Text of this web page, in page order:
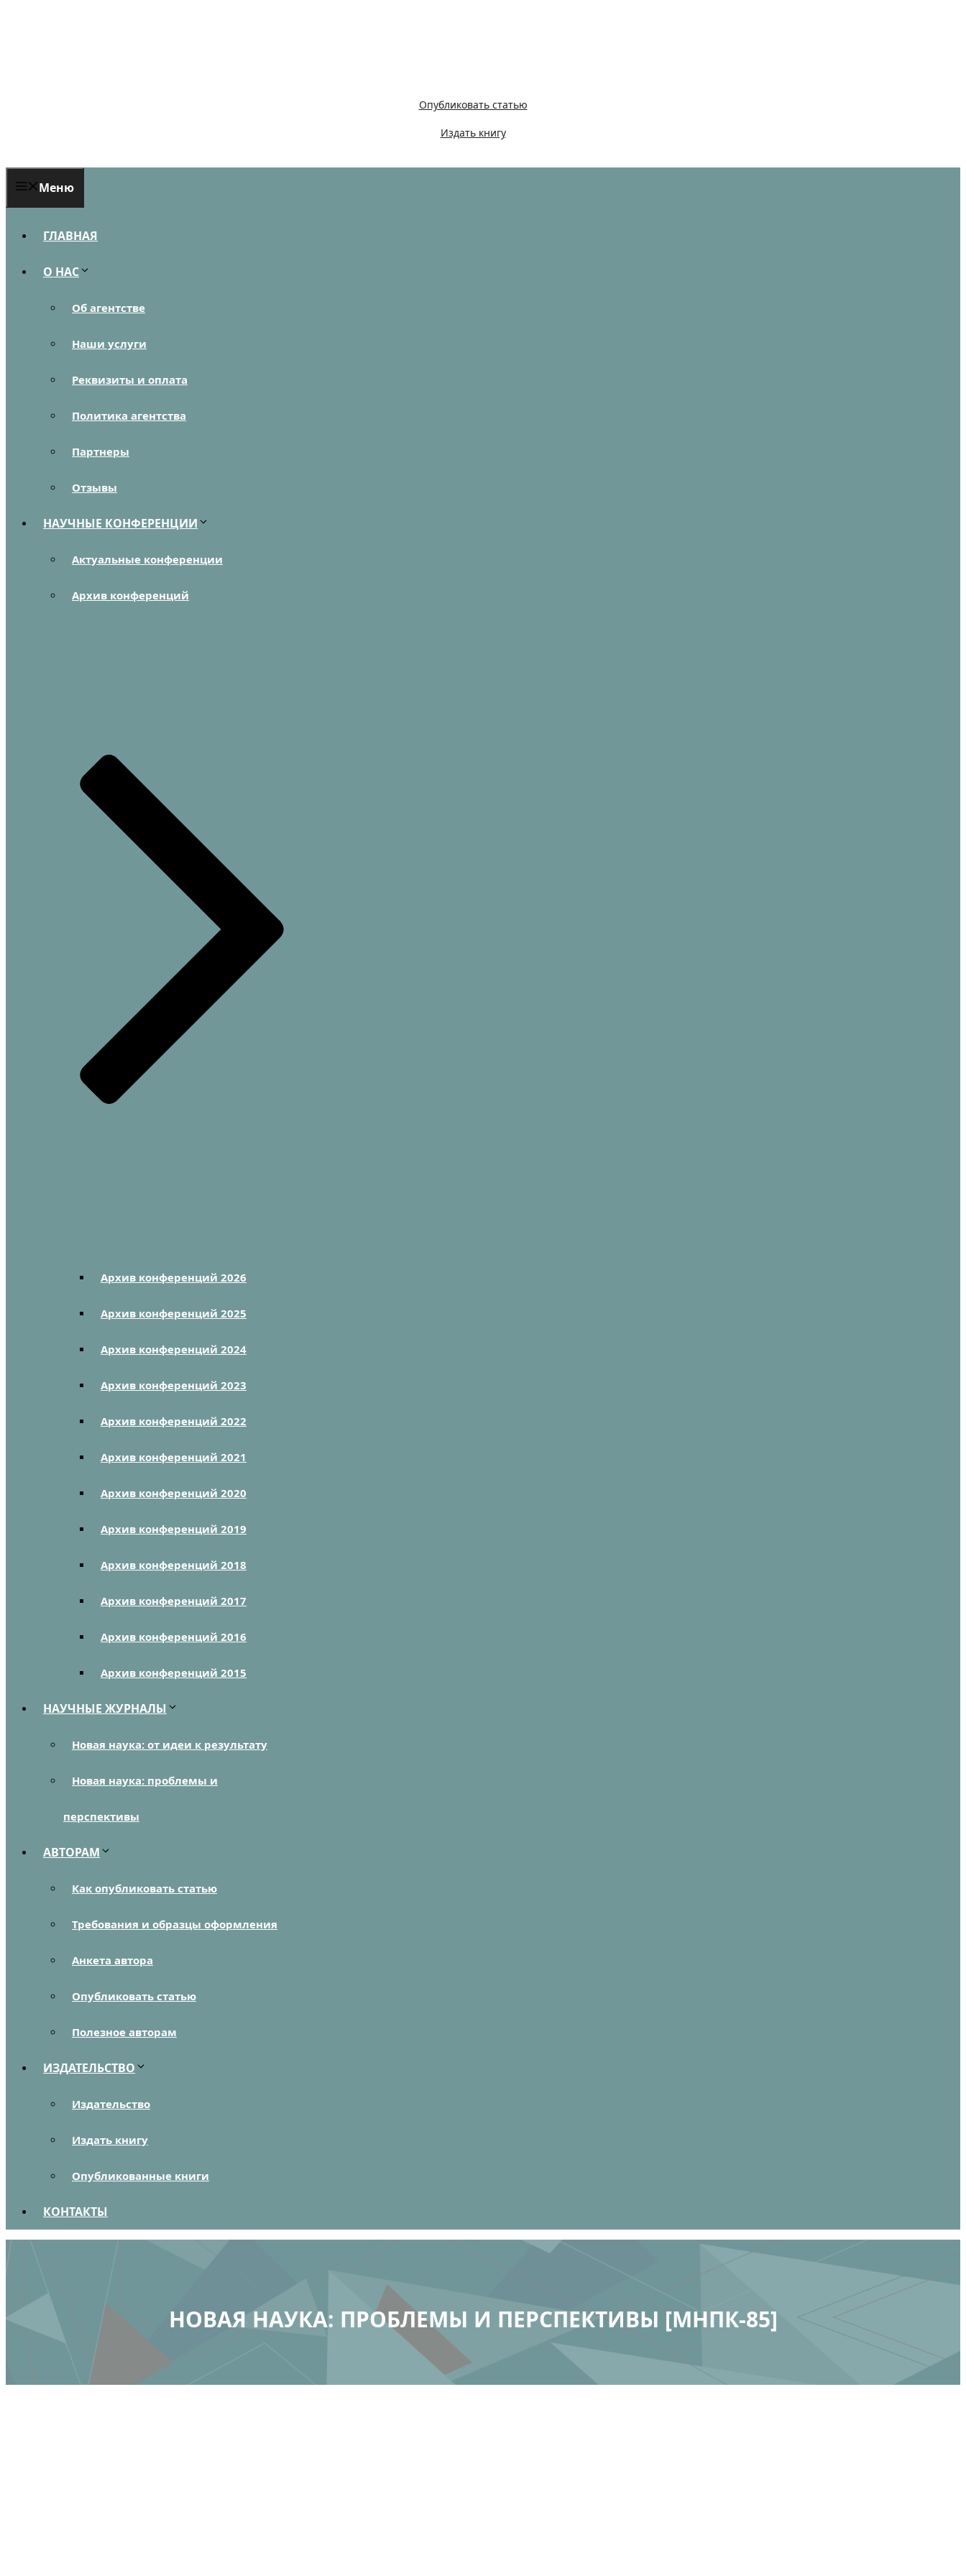
Опубликовать статью
Издать книгу
Меню
ГЛАВНАЯ
О НАС
Об агентстве
Наши услуги
Реквизиты и оплата
Политика агентства
Партнеры
Отзывы
НАУЧНЫЕ КОНФЕРЕНЦИИ
Актуальные конференции
Архив конференций
Архив конференций 2026
Архив конференций 2025
Архив конференций 2024
Архив конференций 2023
Архив конференций 2022
Архив конференций 2021
Архив конференций 2020
Архив конференций 2019
Архив конференций 2018
Архив конференций 2017
Архив конференций 2016
Архив конференций 2015
НАУЧНЫЕ ЖУРНАЛЫ
Новая наука: от идеи к результату
Новая наука: проблемы и
перспективы
АВТОРАМ
Как опубликовать статью
Требования и образцы оформления
Анкета автора
Опубликовать статью
Полезное авторам
ИЗДАТЕЛЬСТВО
Издательство
Издать книгу
Опубликованные книги
КОНТАКТЫ
НОВАЯ НАУКА: ПРОБЛЕМЫ И ПЕРСПЕКТИВЫ [МНПК-85]